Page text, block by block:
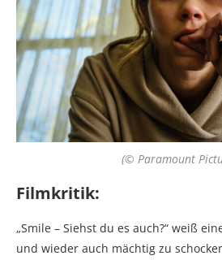
(© Paramount
Filmkritik:
„Smile – Siehst du es auch?“ weiß
und wieder auch mächtig zu